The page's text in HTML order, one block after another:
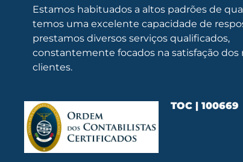
Estamos habituados a altos padrões de
temos uma excelente capacidade de
prestamos diversos serviços qualificados,
constantemente focados na satisfação dos
clientes.
TOC | 100669